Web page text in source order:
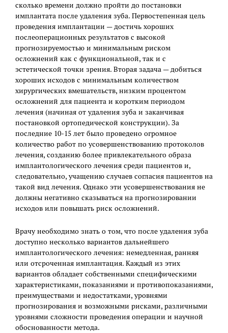
сколько времени должно пройти до постановки
имплантата после удаления зуба. Первостепенная цель
проведения имплантации — достичь хороших
послеоперационных результатов с высокой
прогнозируемостью и минимальным риском
осложнений как с функциональной, так и с
эстетической точки зрения. Вторая задача — добиться
хороших исходов с минимальным количеством
хирургических вмешательств, низким процентом
осложнений для пациента и коротким периодом
лечения (начиная от удаления зуба и заканчивая
постановкой ортопедической конструкции). За
последние 10‒15 лет было проведено огромное
количество работ по усовершенствованию протоколов
лечения, созданию более привлекательного образа
имплантологического лечения среди пациентов и,
следовательно, учащению случаев согласия пациентов на
такой вид лечения. Однако эти усовершенствования не
должны негативно сказываться на прогнозировании
исходов или повышать риск осложнений.
Врачу необходимо знать о том, что после удаления зуба
доступно несколько вариантов дальнейшего
имплантологического лечения: немедленная, ранняя
или отсроченная имплантация. Каждый из этих
вариантов обладает собственными специфическими
характеристиками, показаниями и противопоказаниями,
преимуществами и недостатками, уровнями
прогнозирования и возможными рисками, различными
уровнями сложности проведения операции и научной
обоснованности метода.